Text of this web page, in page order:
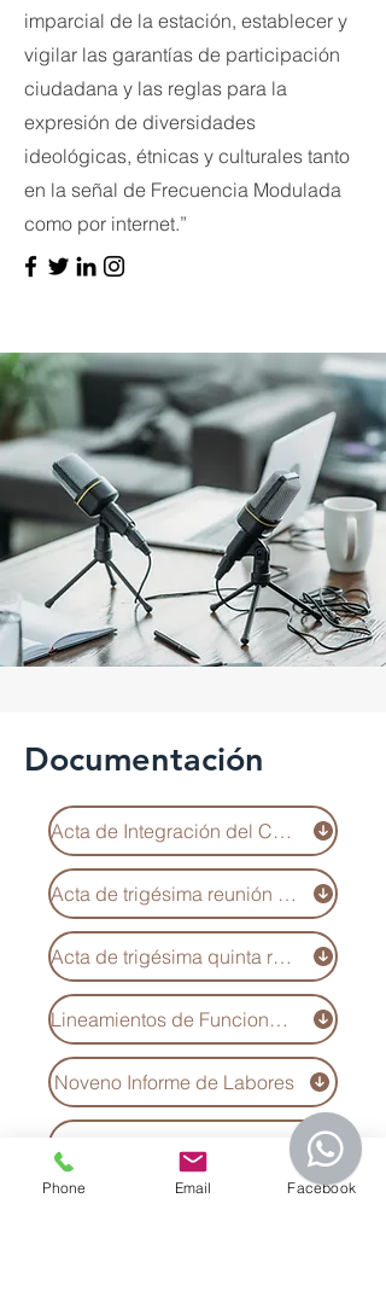
imparcial de la estación, establecer y
vigilar las garantías de participación
ciudadana y las reglas para la
expresión de diversidades
ideológicas, étnicas y culturales tanto
en la señal de Frecuencia Modulada
como por internet.”
Documentación
Acta de Integración del CCR
Acta de trigésima reunión de trabajo
Acta de trigésima quinta reunión de trabajo
Lineamientos de Funcionamiento
Noveno Informe de Labores
Acta de trigésima primera reunión de trabajo
Phone Email Facebook